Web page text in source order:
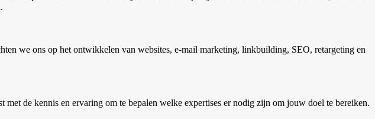
we ons op het ontwikkelen van websites, e-mail marketing, linkbuilding, SEO, retargeting en
de kennis en ervaring om te bepalen welke expertises er nodig zijn om jouw doel te bereiken.